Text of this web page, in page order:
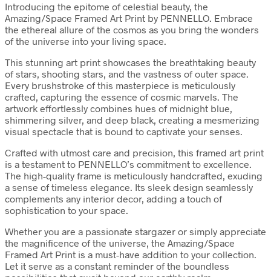
Introducing the epitome of celestial beauty, the
Amazing/Space Framed Art Print by PENNELLO. Embrace
the ethereal allure of the cosmos as you bring the wonders
of the universe into your living space.
This stunning art print showcases the breathtaking beauty
of stars, shooting stars, and the vastness of outer space.
Every brushstroke of this masterpiece is meticulously
crafted, capturing the essence of cosmic marvels. The
artwork effortlessly combines hues of midnight blue,
shimmering silver, and deep black, creating a mesmerizing
visual spectacle that is bound to captivate your senses.
Crafted with utmost care and precision, this framed art print
is a testament to PENNELLO’s commitment to excellence.
The high-quality frame is meticulously handcrafted, exuding
a sense of timeless elegance. Its sleek design seamlessly
complements any interior decor, adding a touch of
sophistication to your space.
Whether you are a passionate stargazer or simply appreciate
the magnificence of the universe, the Amazing/Space
Framed Art Print is a must-have addition to your collection.
Let it serve as a constant reminder of the boundless